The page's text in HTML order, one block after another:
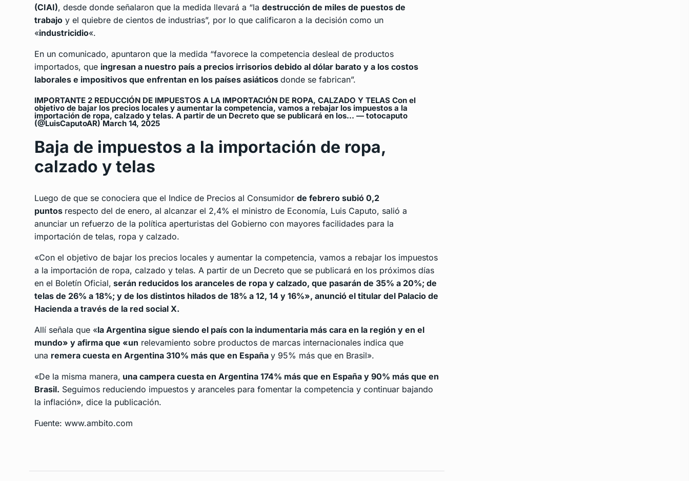
(CIAI), desde donde señalaron que la medida llevará a “la destrucción de miles de puestos de
trabajo y el quiebre de cientos de industrias”, por lo que calificaron a la decisión como un
«industricidio«.
En un comunicado, apuntaron que la medida “favorece la competencia desleal de productos
importados, que ingresan a nuestro país a precios irrisorios debido al dólar barato y a los costos
laborales e impositivos que enfrentan en los países asiáticos donde se fabrican”.
IMPORTANTE 2 REDUCCIÓN DE IMPUESTOS A LA IMPORTACIÓN DE ROPA, CALZADO Y TELAS Con el
objetivo de bajar los precios locales y aumentar la competencia, vamos a rebajar los impuestos a la
importación de ropa, calzado y telas. A partir de un Decreto que se publicará en los… — totocaputo
(@LuisCaputoAR) March 14, 2025
Baja de impuestos a la importación de ropa,
calzado y telas
Luego de que se conociera que el Indice de Precios al Consumidor de febrero subió 0,2
puntos respecto del de enero, al alcanzar el 2,4% el ministro de Economía, Luis Caputo, salió a
anunciar un refuerzo de la política aperturistas del Gobierno con mayores facilidades para la
importación de telas, ropa y calzado.
«Con el objetivo de bajar los precios locales y aumentar la competencia, vamos a rebajar los impuestos
a la importación de ropa, calzado y telas. A partir de un Decreto que se publicará en los próximos días
en el Boletín Oficial, serán reducidos los aranceles de ropa y calzado, que pasarán de 35% a 20%; de
telas de 26% a 18%; y de los distintos hilados de 18% a 12, 14 y 16%», anunció el titular del Palacio de
Hacienda a través de la red social X.
Allí señala que «la Argentina sigue siendo el país con la indumentaria más cara en la región y en el
mundo» y afirma que «un relevamiento sobre productos de marcas internacionales indica que
una remera cuesta en Argentina 310% más que en España y 95% más que en Brasil».
«De la misma manera, una campera cuesta en Argentina 174% más que en España y 90% más que en
Brasil. Seguimos reduciendo impuestos y aranceles para fomentar la competencia y continuar bajando
la inflación», dice la publicación.
Fuente: www.ambito.com